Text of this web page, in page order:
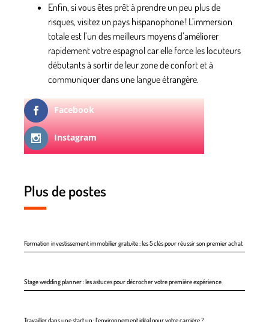
Enfin, si vous êtes prêt à prendre un peu plus de
risques, visitez un pays hispanophone! L’immersion
totale est l’un des meilleurs moyens d’améliorer
rapidement votre espagnol car elle force les locuteurs
débutants à sortir de leur zone de confort et à
communiquer dans une langue étrangère.
Facebook
Instagram
Plus de postes
Formation investissement immobilier gratuite : les 5 clés pour réussir son premier achat
Stage wedding planner : les astuces pour décrocher votre première expérience
Travailler dans une start up : l’environnement idéal pour votre carrière ?